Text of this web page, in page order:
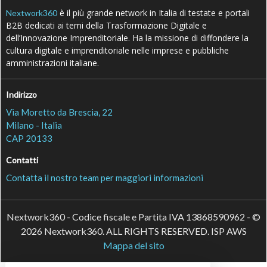
Nextwork360 è il più grande network in Italia di testate e portali
B2B dedicati ai temi della Trasformazione Digitale e
dell’Innovazione Imprenditoriale. Ha la missione di diffondere la
cultura digitale e imprenditoriale nelle imprese e pubbliche
amministrazioni italiane.
Indirizzo
Via Moretto da Brescia, 22
Milano - Italia
CAP 20133
Contatti
Contatta il nostro team per maggiori informazioni
Nextwork360 - Codice fiscale e Partita IVA 13868590962 - ©
2026 Nextwork360. ALL RIGHTS RESERVED. ISP AWS
Mappa del sito